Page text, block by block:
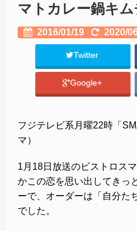
マトカレー鍋キ
2016/01/19 2020/
Twitter
Google+
フジテレビ系月曜22時「
マ）
1月18日放送のビストロス
かこの恋を思い出してきっ
ーで、オーダーは「自分た
でした。